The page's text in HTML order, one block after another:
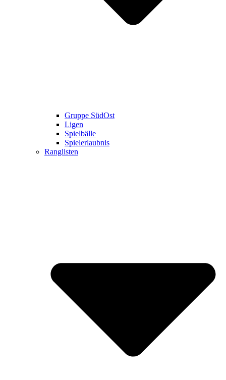
Gruppe SüdOst
Ligen
Spielbälle
Spielerlaubnis
Ranglisten